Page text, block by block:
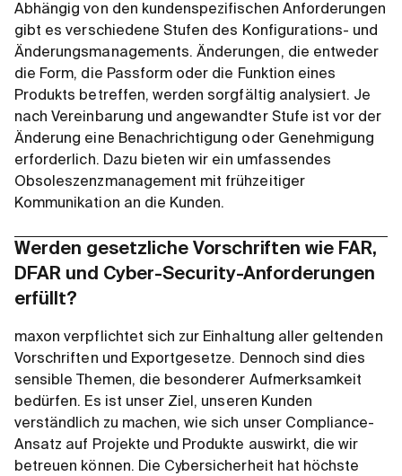
Abhängig von den kundenspezifischen Anforderungen
gibt es verschiedene Stufen des Konfigurations- und
Änderungsmanagements. Änderungen, die entweder
die Form, die Passform oder die Funktion eines
Produkts betreffen, werden sorgfältig analysiert. Je
nach Vereinbarung und angewandter Stufe ist vor der
Änderung eine Benachrichtigung oder Genehmigung
erforderlich. Dazu bieten wir ein umfassendes
Obsoleszenzmanagement mit frühzeitiger
Kommunikation an die Kunden.
Werden gesetzliche Vorschriften wie FAR,
DFAR und Cyber-Security-Anforderungen
erfüllt?
maxon verpflichtet sich zur Einhaltung aller geltenden
Vorschriften und Exportgesetze. Dennoch sind dies
sensible Themen, die besonderer Aufmerksamkeit
bedürfen. Es ist unser Ziel, unseren Kunden
verständlich zu machen, wie sich unser Compliance-
Ansatz auf Projekte und Produkte auswirkt, die wir
betreuen können. Die Cybersicherheit hat höchste